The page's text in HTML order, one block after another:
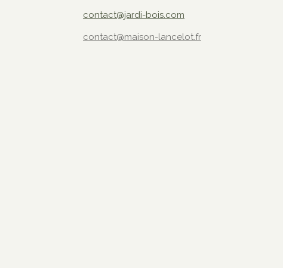
contact@jardi-bois.com
contact@maison-lancelot.fr